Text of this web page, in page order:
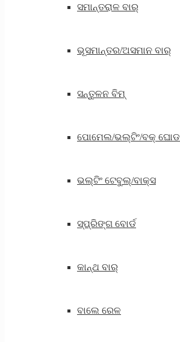
ସମାନ୍ତରାଳ ବାର୍
ଭୂସମାନ୍ତର/ଅସମାନ ବାର୍
ସନ୍ତୁଳନ ବିମ୍
ପୋମେଲ/ଭଲ୍ଟିଂ/ବକ୍
ଭଲ୍ଟିଂ ଟେବୁଲ୍/ବାକ୍ସ
ସ୍ପ୍ରିଙ୍ଗ ବୋର୍ଡ
କାନ୍ଥ ବାର୍
ବାଲେ ରେଳ